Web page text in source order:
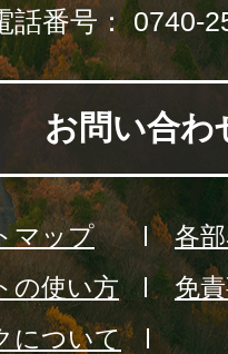
話番号： 0740-
お問い合わ
マップ
各
の使い方
免
について